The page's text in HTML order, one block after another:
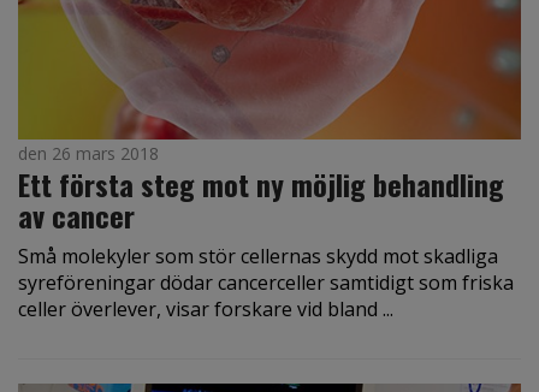
den 26 mars 2018
Ett första steg mot ny möjlig behandling
av cancer
Små molekyler som stör cellernas skydd mot skadliga
syreföreningar dödar cancerceller samtidigt som friska
celler överlever, visar forskare vid bland ...